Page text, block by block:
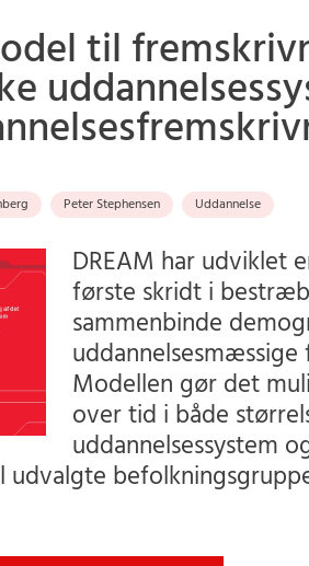
til
Peter Stephensen Uddannelse
DREAM har udviklet
første skridt i
sammenbinde
Modellen gør det
over tid i både
uddannelsessystem
udvalgte